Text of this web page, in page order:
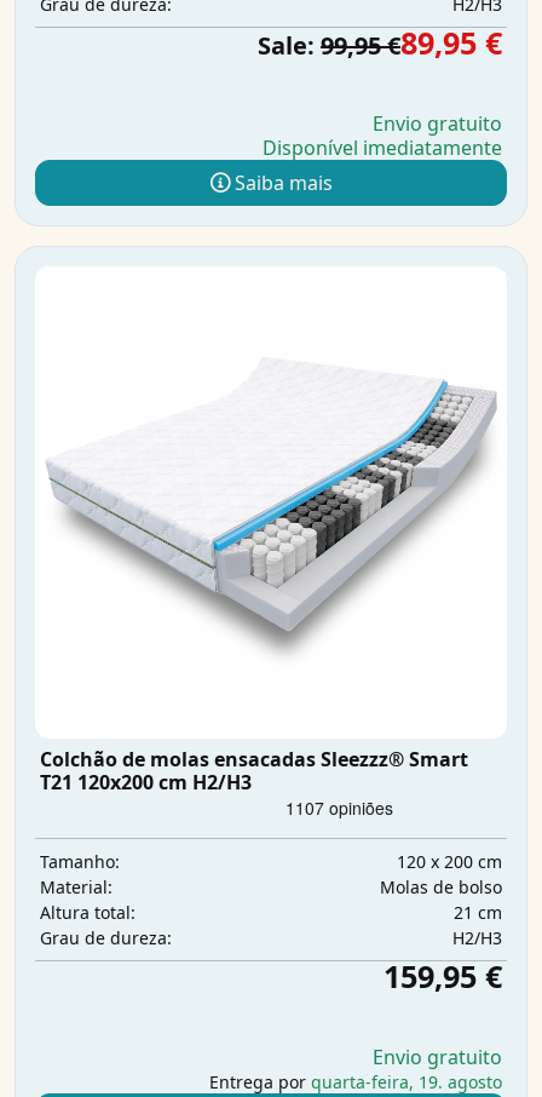
Sale: 99,95 €89,95 €
Envio gratuito
Disponível imediatamente
Saiba mais
Colchão de molas ensacadas Sleezzz® Smart
T21 120x200 cm H2/H3
Tamanho:
120 x 200 cm
Material:
Molas de bolso
Altura total:
21 cm
Grau de dureza:
H2/H3
159,95 €
Envio gratuito
Entrega por quarta-feira, 19. agosto